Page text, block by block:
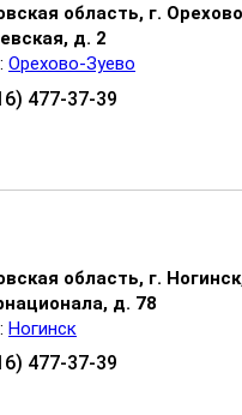
область, г.
д. 2
Орехово-Зуево
477-37-39
область, г.
д. 78
Ногинск
477-37-39